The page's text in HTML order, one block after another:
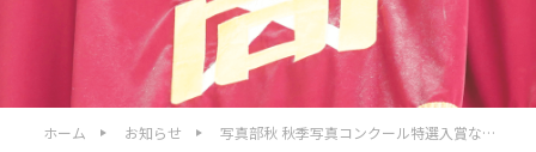
ホーム お知らせ
写真部秋 秋季写真コンクール特選入賞な